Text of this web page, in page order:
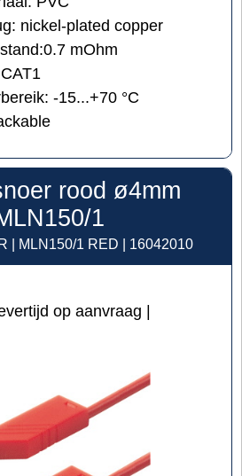
nickel-plated copper
0.7 mOhm
-15...+70 °C
rood ø4mm
1
| MLN150/1 RED | 16042010
op aanvraag |